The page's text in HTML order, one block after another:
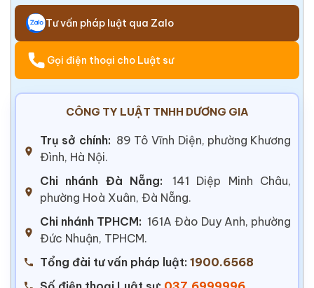
Tư vấn pháp luật qua Zalo
Gọi điện thoại cho Luật sư
CÔNG TY LUẬT TNHH DƯƠNG GIA
Trụ sở chính: 89 Tô Vĩnh Diện, phường Khương
Đình, Hà Nội.
Chi nhánh Đà Nẵng:
141 Diệp Minh Châu,
phường Hoà Xuân, Đà Nẵng.
Chi nhánh TPHCM: 161A Đào Duy Anh, phường
Đức Nhuận, TPHCM.
Tổng đài tư vấn pháp luật: 1900.6568